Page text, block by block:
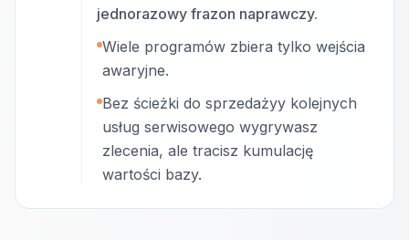
jednorazowy frazon naprawczy.
Wiele programów zbiera tylko wejścia
awaryjne.
Bez ścieżki do sprzedażyy kolejnych
usług serwisowego wygrywasz
zlecenia, ale tracisz kumulację
wartości bazy.